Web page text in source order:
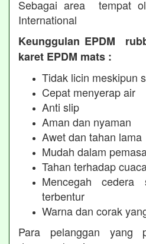
Sebagai area tempat
International
Keunggulan EPDM
karet EPDM mats :
Tidak licin meskipun
Cepat menyerap air
Anti slip
Aman dan nyaman
Awet dan tahan lama
Mudah dalam
Tahan terhadap
Mencegah
terbentur
Warna dan corak
Para pelanggan yang